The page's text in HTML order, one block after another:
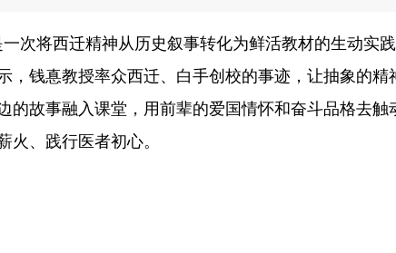
次将西迁精神从历史叙事转化为鲜活教材的生动实
，钱惪教授率众西迁、白手创校的事迹，让抽象的精
的故事融入课堂，用前辈的爱国情怀和奋斗品格去触
火、践行医者初心。